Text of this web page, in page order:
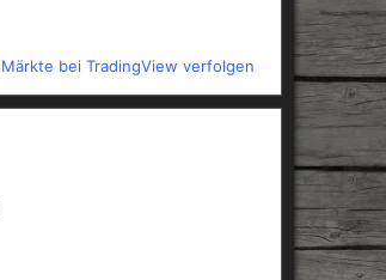
bei TradingView verfolgen